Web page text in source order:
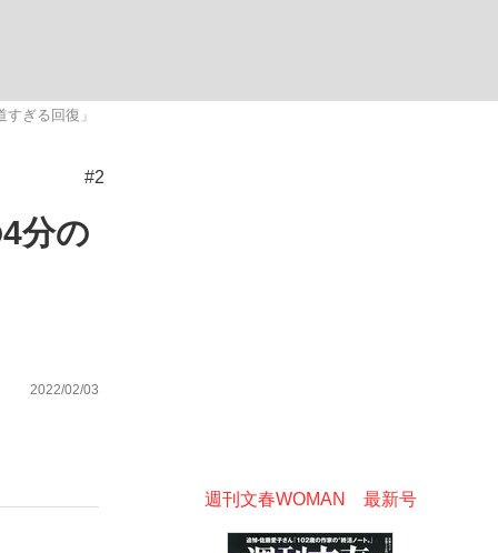
ぎる回復」
#2
分の
2022/02/03
週刊文春WOMAN 最新号